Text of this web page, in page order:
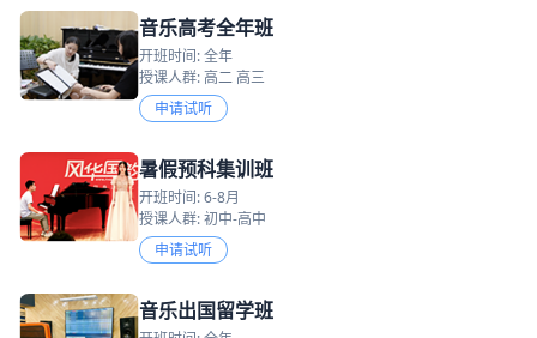
音乐高考全年班
开班时间: 全年
授课人群: 高二 高三
申请试听
暑假预科集训班
开班时间: 6-8月
授课人群: 初中-高中
申请试听
音乐出国留学班